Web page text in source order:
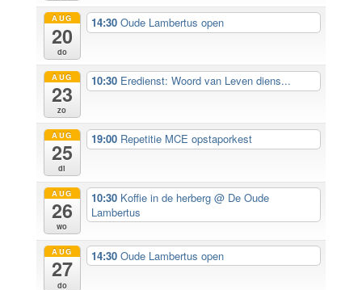
AUG
20
do
14:30Oude Lambertus open
AUG
23
zo
10:30 Eredienst: Woord van Leven diens...
AUG
25
di
19:00 Repetitie MCE opstaporkest
AUG
26
wo
10:30 Koffie in de herberg@ De Oude
Lambertus
AUG
27
do
14:30Oude Lambertus open